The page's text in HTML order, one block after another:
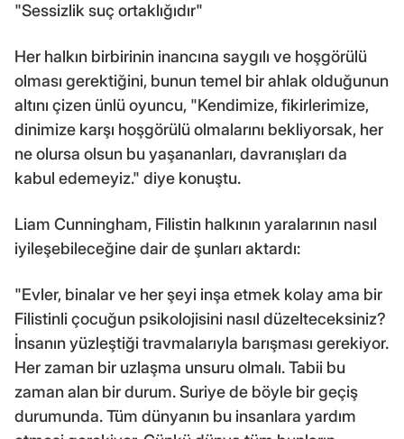
"Sessizlik suç ortaklığıdır"
Her halkın birbirinin inancına saygılı ve hoşgörülü
olması gerektiğini, bunun temel bir ahlak olduğunun
altını çizen ünlü oyuncu, "Kendimize, fikirlerimize,
dinimize karşı hoşgörülü olmalarını bekliyorsak, her
ne olursa olsun bu yaşananları, davranışları da
kabul edemeyiz." diye konuştu.
Liam Cunningham, Filistin halkının yaralarının nasıl
iyileşebileceğine dair de şunları aktardı:
"Evler, binalar ve her şeyi inşa etmek kolay ama bir
Filistinli çocuğun psikolojisini nasıl düzelteceksiniz?
İnsanın yüzleştiği travmalarıyla barışması gerekiyor.
Her zaman bir uzlaşma unsuru olmalı. Tabii bu
zaman alan bir durum. Suriye de böyle bir geçiş
durumunda. Tüm dünyanın bu insanlara yardım